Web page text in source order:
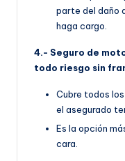
parte del daño
haga cargo.
4.- Seguro de
todo riesgo sin
Cubre todos
el asegurado
Es la opción
cara.